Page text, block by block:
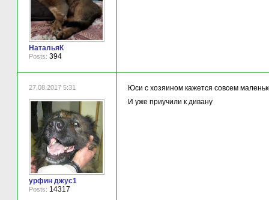
НатальяК
Posts: 394
27.08.2017 5:31
урфин джус1
Posts: 14317
Юси с хозяином кажется совсем
И уже приучили к дивану